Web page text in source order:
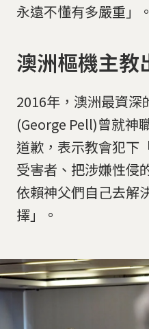
永遠不懂有多嚴重」。
澳洲樞機主教
2016年，澳洲最資深
(George Pell)曾就神
道歉，表示教會犯下
受害者、把涉嫌性侵
依賴神父們自己去解
擇」。